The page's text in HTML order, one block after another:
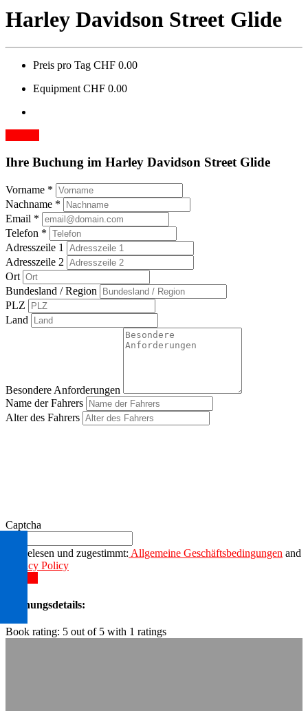
Harley Davidson Street Glide
Preis pro Tag CHF 0.00
Equipment CHF 0.00
Ihre Buchung im Harley Davidson Street Glide
Vorname *
Nachname *
Email *
Telefon *
Adresszeile 1
Adresszeile 2
Ort
Bundesland / Region
PLZ
Land
Besondere Anforderungen
Name der Fahrers
Alter des Fahrers
Captcha
Gelesen und zugestimmt: Allgemeine Geschäftsbedingungen and
Privacy Policy
Buchungsdetails:
Book rating: 5 out of 5 with 1 ratings